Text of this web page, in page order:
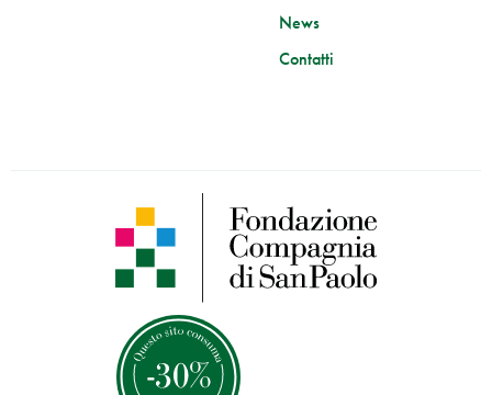
News
Contatti